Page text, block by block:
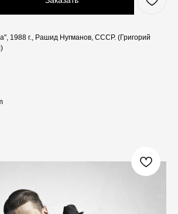
1988 г., Рашид Нугманов, СССР. (Григорий